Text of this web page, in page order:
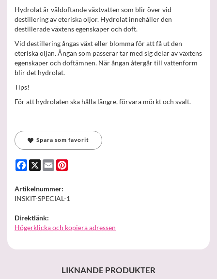
Hydrolat är väldoftande växtvatten som blir över vid
destillering av eteriska oljor. Hydrolat innehåller den
destillerade växtens egenskaper och doft.
Vid destillering ångas växt eller blomma för att få ut den
eteriska oljan. Ångan som passerar tar med sig delar av växtens
egenskaper och doftämnen. När ångan återgår till vattenform
blir det hydrolat.
Tips!
För att hydrolaten ska hålla längre, förvara mörkt och svalt.
Spara som favorit
Facebook
X Email
Artikelnummer:
INSKIT-SPECIAL-1
Direktlänk:
Högerklicka och kopiera adressen
LIKNANDE PRODUKTER